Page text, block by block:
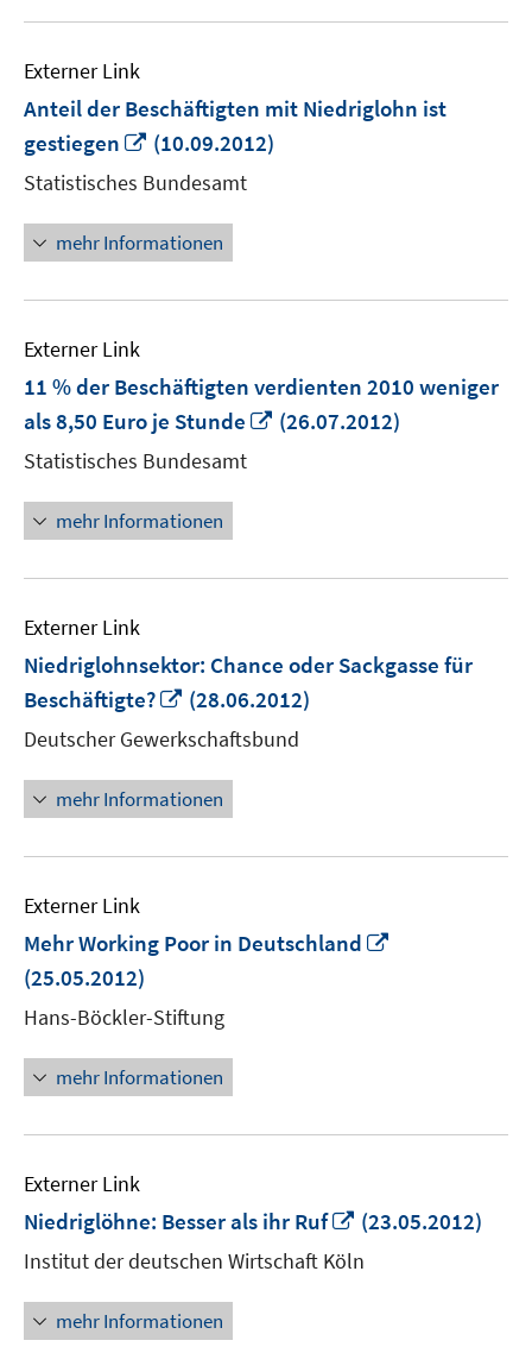
Externer Link
Anteil der Beschäftigten mit Niedriglohn ist
gestiegen
In
neuem
Fenster
öffnen
(10.09.2012)
Statistisches Bundesamt
mehr Informationen
Externer Link
11 % der Beschäftigten verdienten 2010 weniger
als 8,50 Euro je Stunde
In
(26.07.2012)
Statistisches Bundesamt
mehr Informationen
Externer Link
Niedriglohnsektor: Chance oder Sackgasse für
Beschäftigte?
In
neuem
Fenster
öffnen
(28.06.2012)
Deutscher Gewerkschaftsbund
mehr Informationen
Externer Link
Mehr Working Poor in Deutschland
(25.05.2012)
Hans-Böckler-Stiftung
mehr Informationen
Externer Link
Niedriglöhne: Besser als ihr Ruf
In
Fenster
(23.05.2012)
Institut der deutschen Wirtschaft Köln
mehr Informationen